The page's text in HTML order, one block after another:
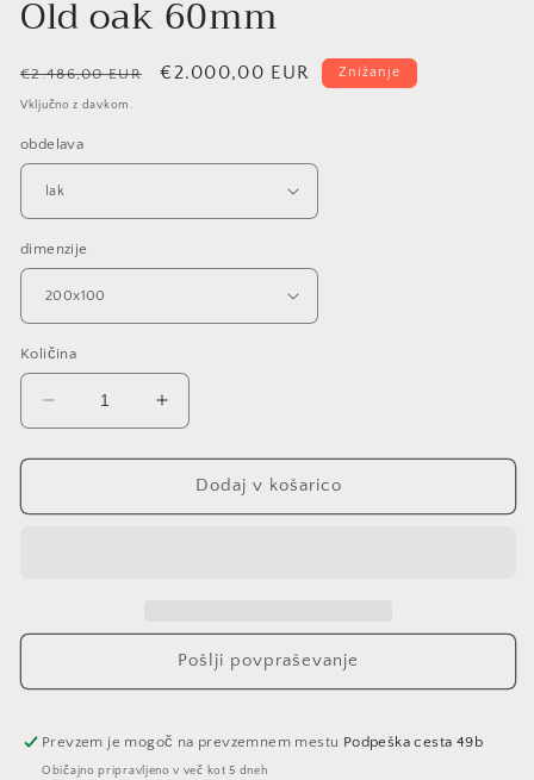
Old oak 60mm
Redna
cena
€2.486,00 EUR
Znižana
€2.000,00 EUR Znižanje
Vključno z davkom.
obdelava
dimenzije
Količina
Pomanjšaš
količino
za
Old
Povečaj
količino
za
izdelek
Old
Dodaj v košarico
Pošlji povpraševanje
Prevzem je mogoč na prevzemnem mestu Podpeška cesta 49b
Običajno pripravljeno v več kot 5 dneh